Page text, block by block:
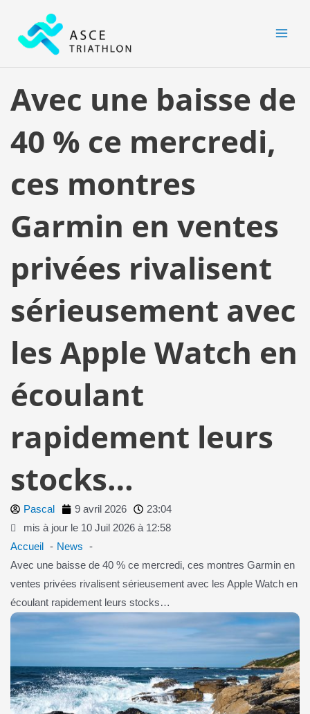
contenu
Avec une baisse de
40 % ce mercredi,
ces montres
Garmin en ventes
privées rivalisent
sérieusement avec
les Apple Watch en
écoulant
rapidement leurs
stocks…
Pascal 9 avril 2026
23:04
mis à jour le 10 Juil 2026 à 12:58
Accueil
News
Avec une baisse de 40 % ce mercredi, ces montres Garmin en
ventes privées rivalisent sérieusement avec les Apple Watch en
écoulant rapidement leurs stocks…